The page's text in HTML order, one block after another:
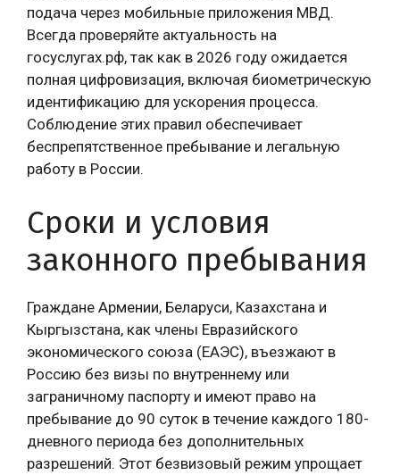
подача через мобильные приложения МВД.
Всегда проверяйте актуальность на
госуслугах.рф, так как в 2026 году ожидается
полная цифровизация, включая биометрическую
идентификацию для ускорения процесса.
Соблюдение этих правил обеспечивает
беспрепятственное пребывание и легальную
работу в России.
Сроки и условия
законного пребывания
Граждане Армении, Беларуси, Казахстана и
Кыргызстана, как члены Евразийского
экономического союза (ЕАЭС), въезжают в
Россию без визы по внутреннему или
заграничному паспорту и имеют право на
пребывание до 90 суток в течение каждого 180-
дневного периода без дополнительных
разрешений. Этот безвизовый режим упрощает